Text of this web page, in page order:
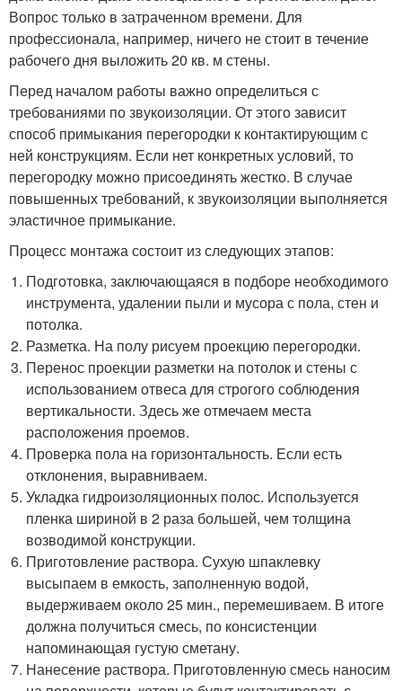
Вопрос только в затраченном времени. Для
профессионала, например, ничего не стоит в течение
рабочего дня выложить 20 кв. м стены.
Перед началом работы важно определиться с
требованиями по звукоизоляции. От этого зависит
способ примыкания перегородки к контактирующим с
ней конструкциям. Если нет конкретных условий, то
перегородку можно присоединять жестко. В случае
повышенных требований, к звукоизоляции выполняется
эластичное примыкание.
Процесс монтажа состоит из следующих этапов:
Подготовка, заключающаяся в подборе необходимого
инструмента, удалении пыли и мусора с пола, стен и
потолка.
Разметка. На полу рисуем проекцию перегородки.
Перенос проекции разметки на потолок и стены с
использованием отвеса для строгого соблюдения
вертикальности. Здесь же отмечаем места
расположения проемов.
Проверка пола на горизонтальность. Если есть
отклонения, выравниваем.
Укладка гидроизоляционных полос. Используется
пленка шириной в 2 раза большей, чем толщина
возводимой конструкции.
Приготовление раствора. Сухую шпаклевку
высыпаем в емкость, заполненную водой,
выдерживаем около 25 мин., перемешиваем. В итоге
должна получиться смесь, по консистенции
напоминающая густую сметану.
Нанесение раствора. Приготовленную смесь наносим